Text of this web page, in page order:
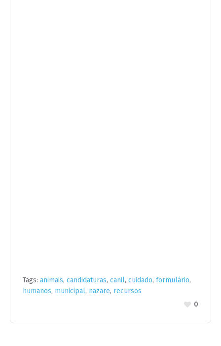
Tags: animais, candidaturas, canil, cuidado, formulário,
humanos, municipal, nazare, recursos
0